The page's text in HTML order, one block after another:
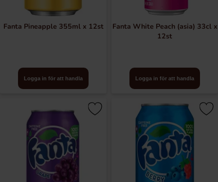
Fanta Pineapple 355ml x 12st
Logga in för att handla
Fanta White Peach (asia) 33cl x
12st
Logga in för att handla